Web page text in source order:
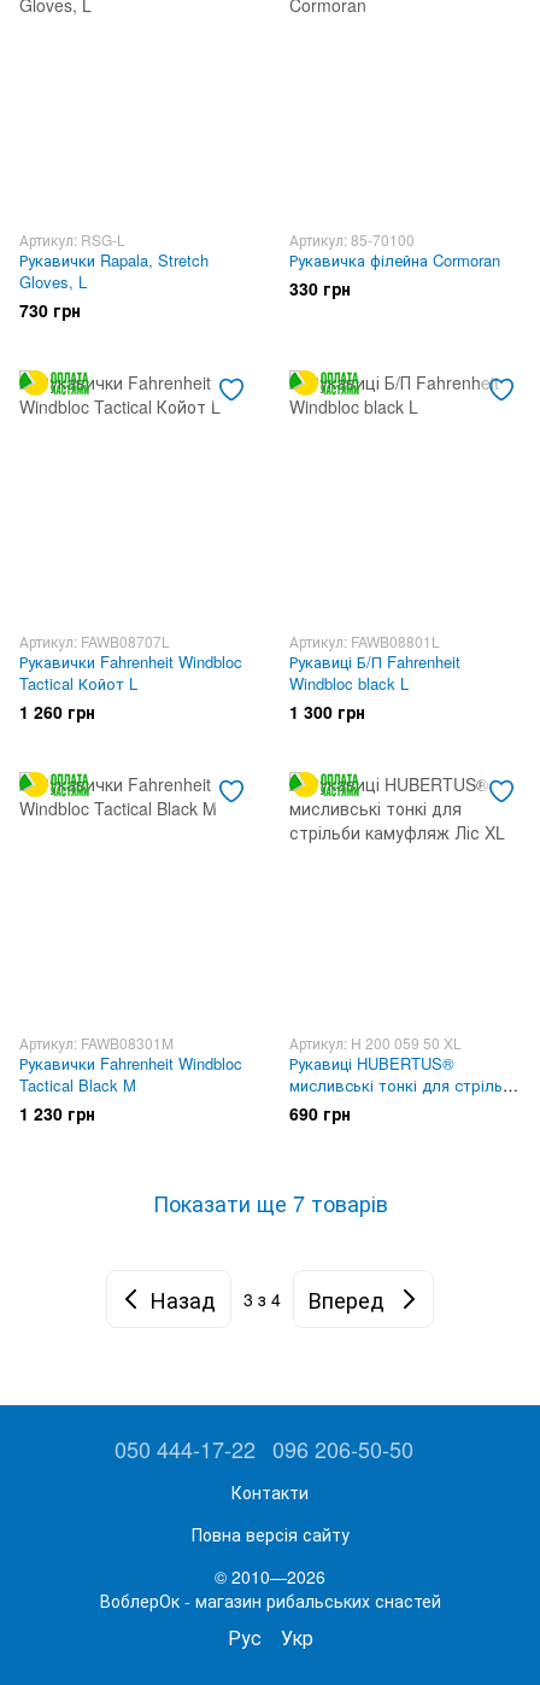
Артикул: RSG-L
Рукавички Rapala, Stretch
Gloves, L
730 грн
Артикул: 85-70100
Рукавичка філейна Cormoran
330 грн
Артикул: FAWB08707L
Рукавички Fahrenheit Windbloc
Tactical Койот L
1 260 грн
Артикул: FAWB08801L
Рукавиці Б/П Fahrenheit
Windbloc black L
1 300 грн
Артикул: FAWB08301M
Рукавички Fahrenheit Windbloc
Tactical Black M
1 230 грн
Артикул: H 200 059 50 XL
Рукавиці HUBERTUS®
мисливські тонкі для стрільби
камуфляж Ліс XL
690 грн
Показати ще 7 товарів
Назад 3 з 4 Вперед
050 444-17-22 096 206-50-50
Контакти
Повна версія сайту
© 2010—2026
ВоблерОк - магазин рибальських снастей
Рус Укр